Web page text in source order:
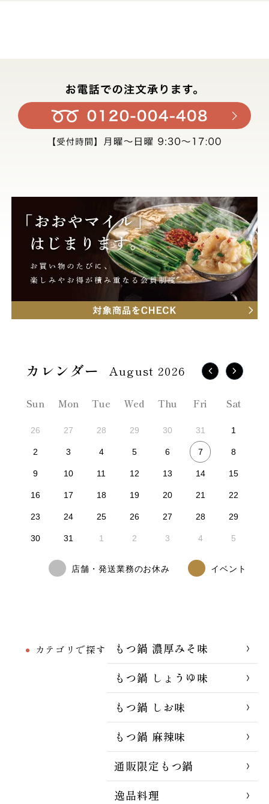
カテゴリで探す
もつ鍋 濃厚みそ味
もつ鍋 しょうゆ味
もつ鍋 しお味
もつ鍋 麻辣味
通販限定もつ鍋
逸品料理
August 2026
Sun Mon Tue Wed Thu Fri Sat
26 27 28 29 30 31 1
2 3 4 5 6 7 8
9 10 11 12 13 14 15
16 17 18 19 20 21 22
23 24 25 26 27 28 29
30 31 1 2 3 4 5
店舗・発送業務のお休み イベント